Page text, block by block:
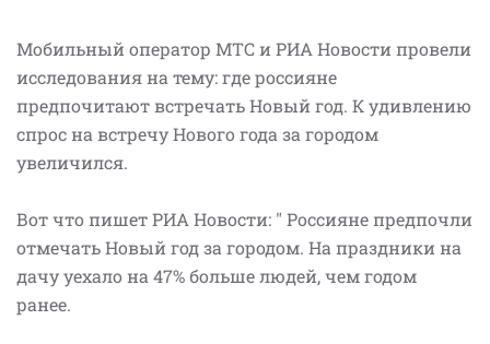
Мобильный оператор МТС и РИА Новости провели
исследования на тему: где россияне
предпочитают встречать Новый год. К удивлению
спрос на встречу Нового года за городом
увеличился.
Вот что пишет РИА Новости: " Россияне предпочли
отмечать Новый год за городом. На праздники на
дачу уехало на 47% больше людей, чем годом
ранее.